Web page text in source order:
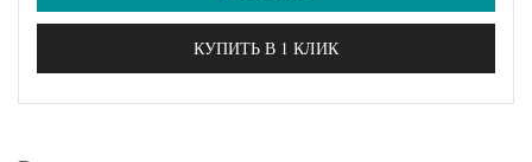
КУПИТЬ В 1 КЛИК